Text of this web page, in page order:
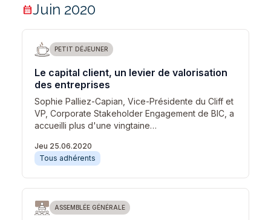
calendar_monthJuin 2020
PETIT DÉJEUNER
Le capital client, un levier de valorisation
des entreprises
Sophie Palliez-Capian, Vice-Présidente du Cliff et
VP, Corporate Stakeholder Engagement de BIC, a
accueilli plus d'une vingtaine…
Jeu 25.06.2020
Tous adhérents
ASSEMBLÉE GÉNÉRALE